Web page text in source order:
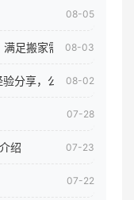
08-05
足搬家需求！
08-03
分享，公司员工电脑核
08-02
07-28
绍 07-23
07-22